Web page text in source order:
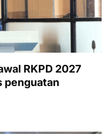
RKPD 2027
penguatan